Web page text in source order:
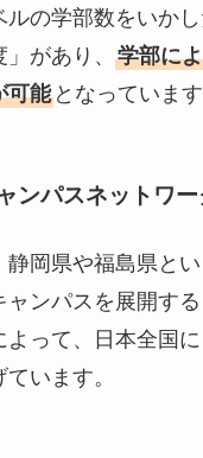
ルの学部数をいか
があり、
学部に
可能となっています
ンパスネットワー
静岡県や福島県と
ンパスを展開する
って、日本全国
います。